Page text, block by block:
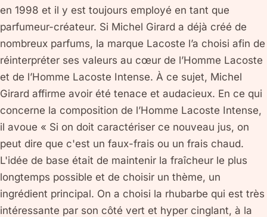
en 1998 et il y est toujours employé en tant que
parfumeur-créateur. Si Michel Girard a déjà créé de
nombreux parfums, la marque Lacoste l’a choisi afin de
réinterpréter ses valeurs au cœur de l’Homme Lacoste
et de l’Homme Lacoste Intense. À ce sujet, Michel
Girard affirme avoir été tenace et audacieux. En ce qui
concerne la composition de l’Homme Lacoste Intense,
il avoue « Si on doit caractériser ce nouveau jus, on
peut dire que c'est un faux-frais ou un frais chaud.
L'idée de base était de maintenir la fraîcheur le plus
longtemps possible et de choisir un thème, un
ingrédient principal. On a choisi la rhubarbe qui est très
intéressante par son côté vert et hyper cinglant, à la